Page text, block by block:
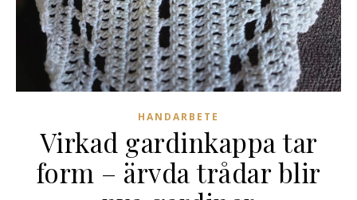
HANDARBETE
Virkad gardinkappa tar
form – ärvda trådar blir